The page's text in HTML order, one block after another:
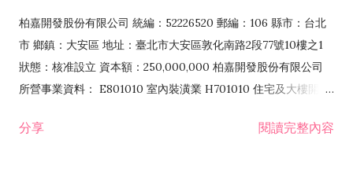
柏嘉開發股份有限公司 統編：52226520 郵編：106 縣市：台北
市 鄉鎮：大安區 地址：臺北市大安區敦化南路2段77號10樓之1
狀態：核准設立 資本額：250,000,000 柏嘉開發股份有限公司
所營事業資料： E801010 室內裝潢業 H701010 住宅及大樓開發
發業 H703090 不動產買賣業 H703100 不動產租賃業 I503010
分享 閱讀完整內容